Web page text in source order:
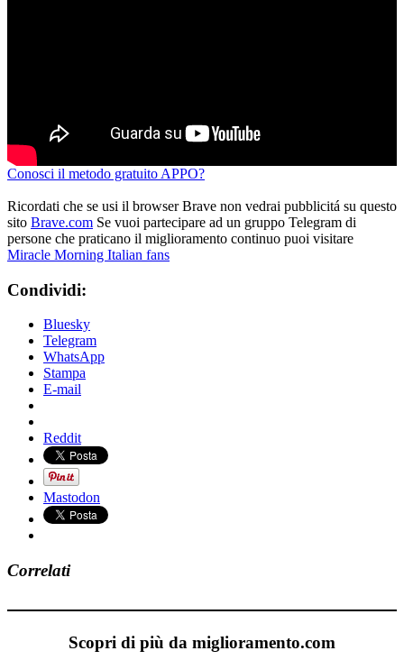
Conosci il metodo gratuito APPO?
Ricordati che se usi il browser Brave non vedrai pubblicitá su questo
sito Brave.com Se vuoi partecipare ad un gruppo Telegram di
persone che praticano il miglioramento continuo puoi visitare
Miracle Morning Italian fans
Condividi:
Bluesky
Telegram
WhatsApp
Stampa
E-mail
Reddit
Mastodon
Correlati
Scopri di più da miglioramento.com